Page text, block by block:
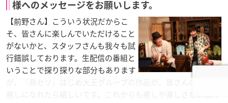
様へのメッセージをお願いします。
【前野さん】こういう状況だからこ
そ、皆さんに楽しんでいただけること
がないかと、スタッフさんも我々も試
行錯誤しております。生配信の番組と
いうことで探り探りな部分もあります